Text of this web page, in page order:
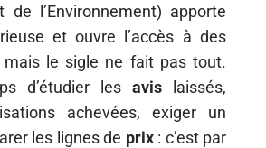
de l’Environnement) apporte
et ouvre l’accès à des
mais le sigle ne fait pas tout.
d’étudier les avis laissés,
achevées, exiger un
les lignes de prix: c’est par